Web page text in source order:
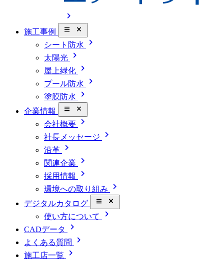
chevron_right
施工事例 close_small
シート防水 chevron_right
太陽光 chevron_right
屋上緑化 chevron_right
プール防水 chevron_right
塗膜防水 chevron_right
企業情報 close_small
会社概要 chevron_right
社長メッセージ chevron_right
沿革 chevron_right
関連企業 chevron_right
採用情報 chevron_right
環境への取り組み chevron_right
デジタルカタログ close_small
使い方について chevron_right
CADデータ chevron_right
よくある質問 chevron_right
施工店一覧
chevron_right